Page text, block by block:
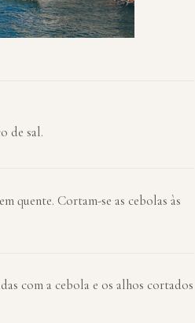
de sal.
quente. Cortam-se as cebolas às
com a cebola e os alhos cortados